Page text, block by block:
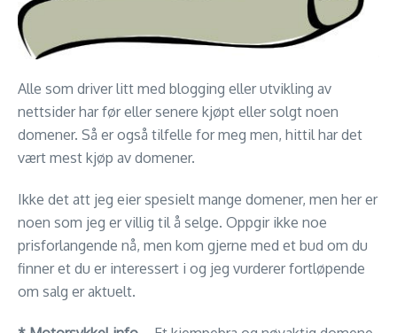
Alle som driver litt med blogging eller utvikling av
nettsider har før eller senere kjøpt eller solgt noen
domener. Så er også tilfelle for meg men, hittil har det
vært mest kjøp av domener.
Ikke det att jeg eier spesielt mange domener, men her er
noen som jeg er villig til å selge. Oppgir ikke noe
prisforlangende nå, men kom gjerne med et bud om du
finner et du er interessert i og jeg vurderer fortløpende
om salg er aktuelt.